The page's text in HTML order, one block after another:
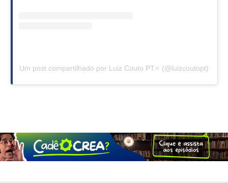
Um post compartilhado por Luiz Couto PT⭐ (@luizcoutopt)